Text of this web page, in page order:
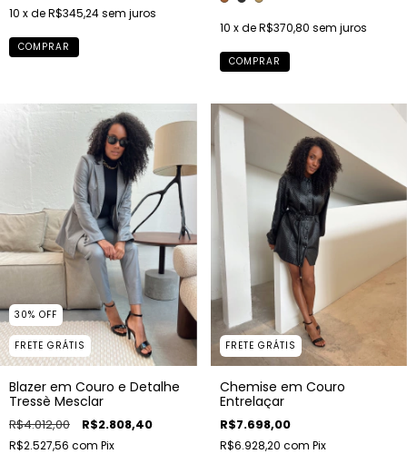
10 x deR$345,24sem juros
COMPRAR
10 x deR$370,80 sem juros
COMPRAR
30% OFF
FRETE GRÁTIS
Blazer em Couro e Detalhe
Tressè Mesclar
R$4.012,00 R$2.808,40
R$2.527,56 com Pix
FRETE GRÁTIS
Chemise em Couro
Entrelaçar
R$7.698,00
R$6.928,20 com Pix